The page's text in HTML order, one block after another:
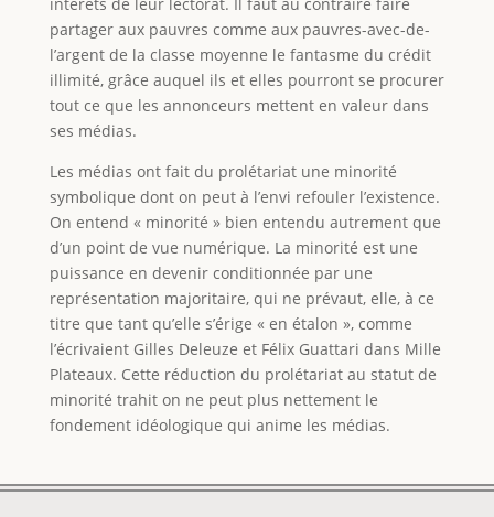
partager aux pauvres comme aux pauvres-avec-de-
l’argent de la classe moyenne le fantasme du crédit
illimité, grâce auquel ils et elles pourront se procurer
tout ce que les annonceurs mettent en valeur dans
ses médias.
Les médias ont fait du prolétariat une minorité
symbolique dont on peut à l’envi refouler l’existence.
On entend « minorité » bien entendu autrement que
d’un point de vue numérique. La minorité est une
puissance en devenir conditionnée par une
représentation majoritaire, qui ne prévaut, elle, à ce
titre que tant qu’elle s’érige « en étalon », comme
l’écrivaient Gilles Deleuze et Félix Guattari dans Mille
Plateaux. Cette réduction du prolétariat au statut de
minorité trahit on ne peut plus nettement le
fondement idéologique qui anime les médias.